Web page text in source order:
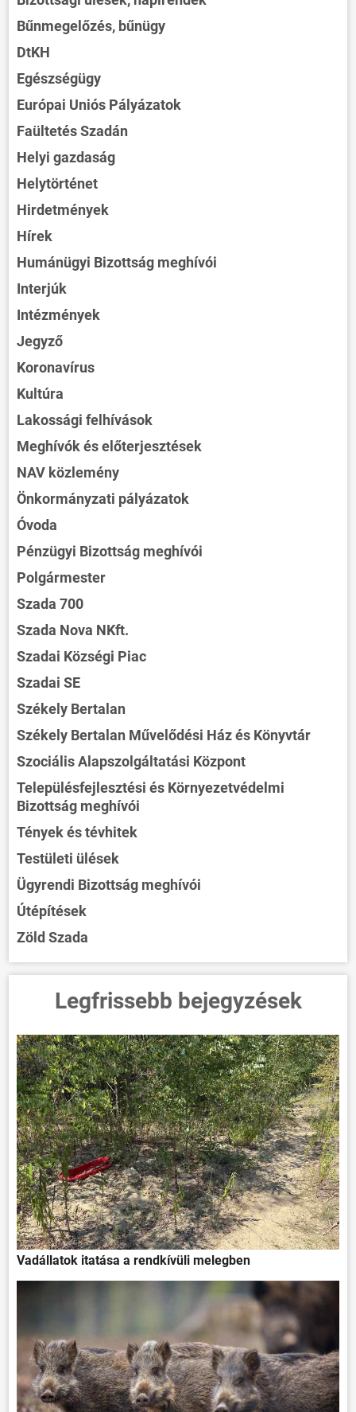
Bűnmegelőzés, bűnügy
DtKH
Egészségügy
Európai Uniós Pályázatok
Faültetés Szadán
Helyi gazdaság
Helytörténet
Hirdetmények
Hírek
Humánügyi Bizottság meghívói
Interjúk
Intézmények
Jegyző
Koronavírus
Kultúra
Lakossági felhívások
Meghívók és előterjesztések
NAV közlemény
Önkormányzati pályázatok
Óvoda
Pénzügyi Bizottság meghívói
Polgármester
Szada 700
Szada Nova NKft.
Szadai Községi Piac
Szadai SE
Székely Bertalan
Székely Bertalan Művelődési Ház és Könyvtár
Szociális Alapszolgáltatási Központ
Településfejlesztési és Környezetvédelmi
Bizottság meghívói
Tények és tévhitek
Testületi ülések
Ügyrendi Bizottság meghívói
Útépítések
Zöld Szada
Legfrissebb bejegyzések
Vadállatok itatása a rendkívüli melegben